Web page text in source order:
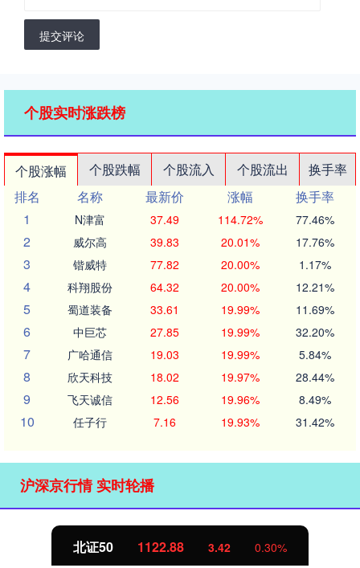
提交评论
个股实时涨跌榜
个股涨幅 个股跌幅 个股流入 个股流出
换手率
排名
名称 最新价 涨幅
换手率
1
N津富 37.49 114.72% 77.46%
2 威尔高 39.83 20.01% 17.76%
3 锴威特 77.82 20.00% 1.17%
4 科翔股份 64.32 20.00% 12.21%
5 蜀道装备 33.61 19.99% 11.69%
6 中巨芯 27.85 19.99% 32.20%
7 广哈通信 19.03 19.99% 5.84%
8 欣天科技 18.02 19.97% 28.44%
9 飞天诚信 12.56 19.96% 8.49%
10 任子行 7.16 19.93% 31.42%
沪深京行情 实时轮播
北证50 1122.88 3.42 0.30%